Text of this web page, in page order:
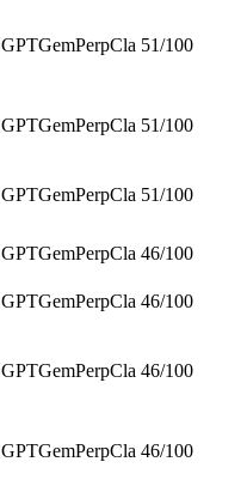
GPTGemPerpCla 51/100
GPTGemPerpCla 51/100
GPTGemPerpCla 51/100
GPTGemPerpCla 46/100
GPTGemPerpCla 46/100
GPTGemPerpCla 46/100
GPTGemPerpCla 46/100